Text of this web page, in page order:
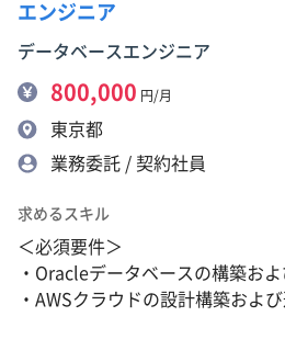
エンジニア
データベースエンジニア
800,000 円/月
東京都
業務委託 / 契約社員
求めるスキル
＜必須要件＞
・Oracleデータベースの構築お
・AWSクラウドの設計構築およ